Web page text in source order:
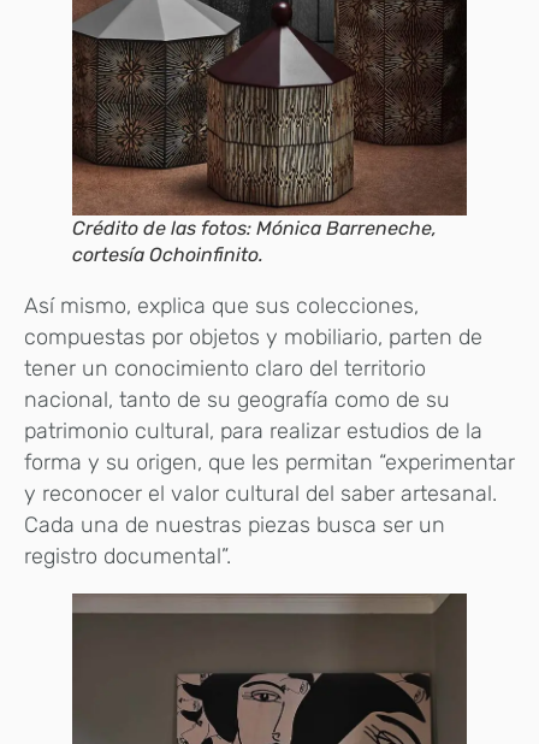
Crédito de las fotos: Mónica Barreneche,
cortesía Ochoinfinito.
Así mismo, explica que sus colecciones,
compuestas por objetos y mobiliario, parten de
tener un conocimiento claro del territorio
nacional, tanto de su geografía como de su
patrimonio cultural, para realizar estudios de la
forma y su origen, que les permitan “experimentar
y reconocer el valor cultural del saber artesanal.
Cada una de nuestras piezas busca ser un
registro documental”.